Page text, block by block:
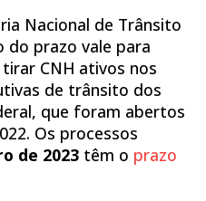
Nacional de Trânsito
do prazo vale para
CNH ativos nos
de trânsito dos
que foram abertos
Os processos
de 2023 têm o prazo